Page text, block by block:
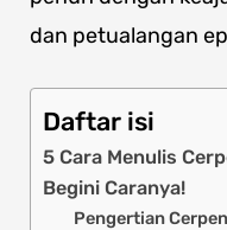
dan petualangan
Daftar isi
5 Cara Menulis
Begini Caranya!
Pengertian